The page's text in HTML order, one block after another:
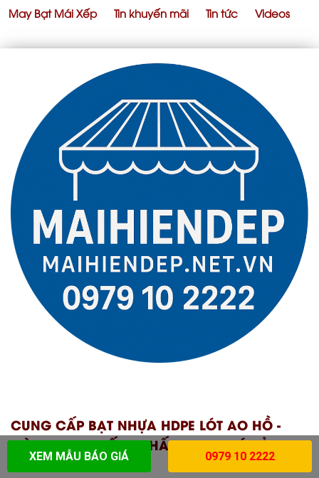
May Bạt Mái Xếp
Tin khuyến mãi Tin tức Videos
CUNG CẤP BẠT NHỰA HDPE LÓT AO HỒ -
MÀNG BẠT CHỐNG THẤM HDPE GIÁ RẺ
TOÀN QUỐC
XEM MẪU BÁO GIÁ 0979 10 2222